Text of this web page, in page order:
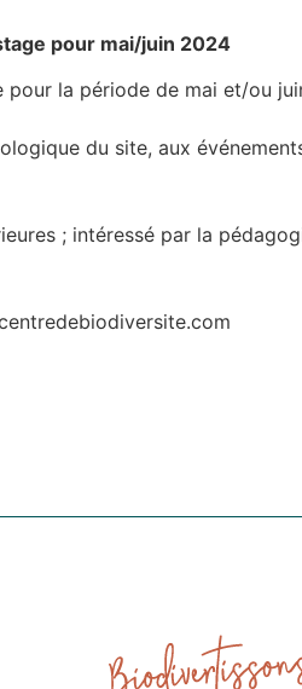
pour mai/juin 2024
pour la période de mai et/ou
du site, aux
; intéressé par la